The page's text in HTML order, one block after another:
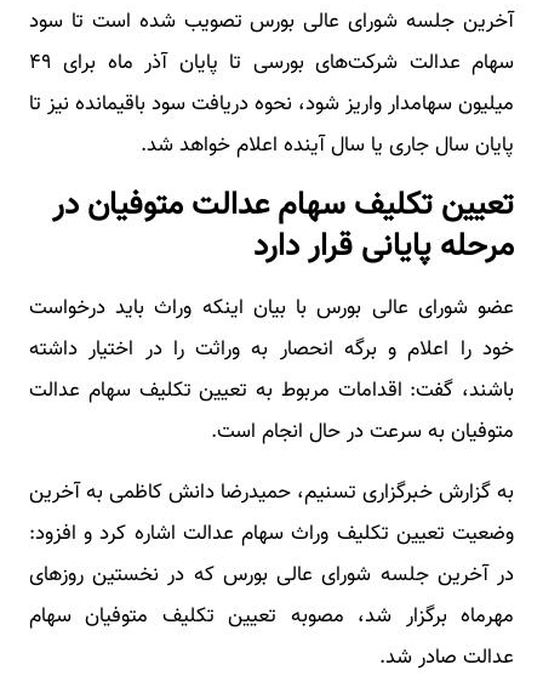
آخرین جلسه شورای عالی بورس تصویب شده است تا سود
سهام عدالت شرکت‌های بورسی تا پایان آذر ماه برای ۴۹
میلیون سهامدار واریز شود، نحوه دریافت سود باقیمانده نیز تا
پایان سال جاری یا سال آینده اعلام خواهد شد.
تعیین تکلیف سهام عدالت متوفیان در
مرحله پایانی قرار دارد
عضو شورای عالی بورس با بیان اینکه وراث باید درخواست
خود را اعلام و برگه انحصار به وراثت را در اختیار داشته
باشند، گفت: اقدامات مربوط به تعیین تکلیف سهام عدالت
متوفیان به سرعت در حال انجام است.
به گزارش خبرگزاری تسنیم، حمیدرضا دانش کاظمی به آخرین
وضعیت تعیین تکلیف وراث سهام عدالت اشاره کرد و افزود:
در آخرین جلسه شورای عالی بورس که در نخستین روزهای
مهرماه برگزار شد، مصوبه تعیین تکلیف متوفیان سهام
عدالت صادر شد.